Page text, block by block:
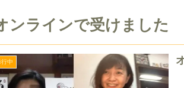
ンラインで受けました
中